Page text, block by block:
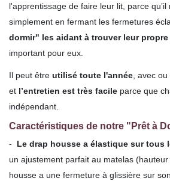
l'apprentissage de faire leur lit, parce
simplement en fermant les fermetures
dormir" les aidant à trouver leur
important pour eux.
Il peut être utilisé toute l'année , avec
et l’entretien est très facile parce que
indépendant.
Caractéristiques de notre "Prêt à
- Le drap housse a élastique sur tous
un ajustement parfait au matelas
housse a une fermeture à glissière sur